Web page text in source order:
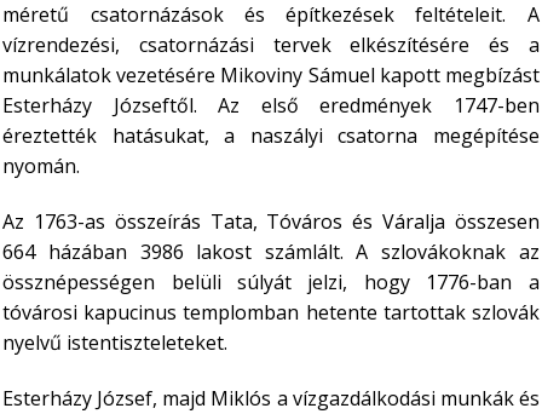
méretű csatornázások és építkezések feltételeit. A
vízrendezési, csatornázási tervek elkészítésére és a
munkálatok vezetésére Mikoviny Sámuel kapott megbízást
Esterházy Józseftől. Az első eredmények 1747-ben
éreztették hatásukat, a naszályi csatorna megépítése
nyomán.
Az 1763-as összeírás Tata, Tóváros és Váralja összesen
664 házában 3986 lakost számlált. A szlovákoknak az
össznépességen belüli súlyát jelzi, hogy 1776-ban a
tóvárosi kapucinus templomban hetente tartottak szlovák
nyelvű istentiszteleteket.
Esterházy József, majd Miklós a vízgazdálkodási munkák és